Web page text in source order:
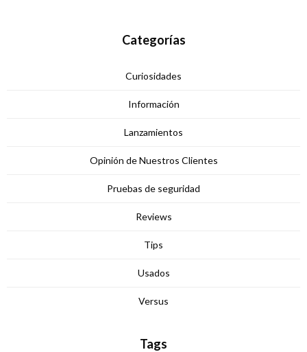
Categorías
Curiosidades
Información
Lanzamientos
Opinión de Nuestros Clientes
Pruebas de seguridad
Reviews
Tips
Usados
Versus
Tags